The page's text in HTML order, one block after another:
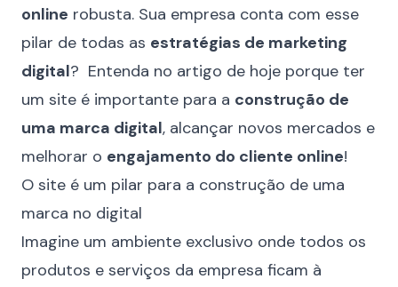
online robusta. Sua empresa conta com esse
pilar de todas as estratégias de marketing
digital? Entenda no artigo de hoje porque ter
um site é importante para a construção de
uma marca digital, alcançar novos mercados e
melhorar o engajamento do cliente online!
O site é um pilar para a construção de uma
marca no digital
Imagine um ambiente exclusivo onde todos os
produtos e serviços da empresa ficam à